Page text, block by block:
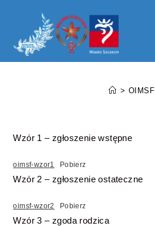
> OIMSF
Wzór 1 – zgłoszenie wstępne
oimsf-wzor1 Pobierz
Wzór 2 – zgłoszenie ostateczne
oimsf-wzor2 Pobierz
Wzór 3 – zgoda rodzica